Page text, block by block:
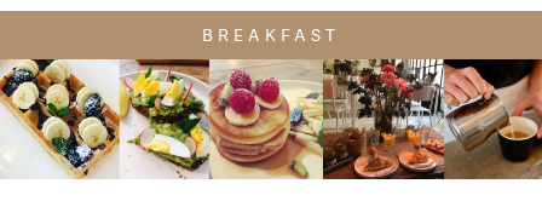
BREAKFAST